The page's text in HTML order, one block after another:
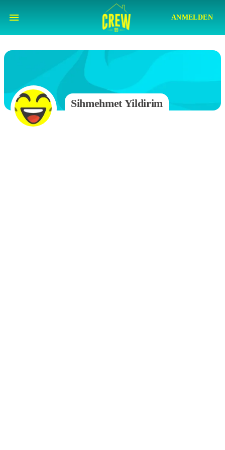
ANMELDEN
Sihmehmet Yildirim